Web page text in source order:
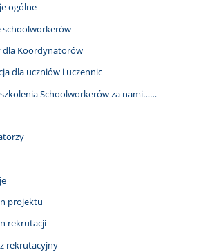
ogólne
schoolworkerów
dla Koordynatorów
dla uczniów i uczennic
Schoolworkerów za nami……
projektu
rekrutacji
rekrutacyjny